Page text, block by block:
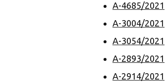
A-4685/2021
A-3004/2021
A-3054/2021
A-2893/2021
A-2914/2021